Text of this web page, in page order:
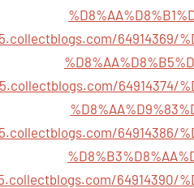
64914369/
64914374/
64914386/
64914390/